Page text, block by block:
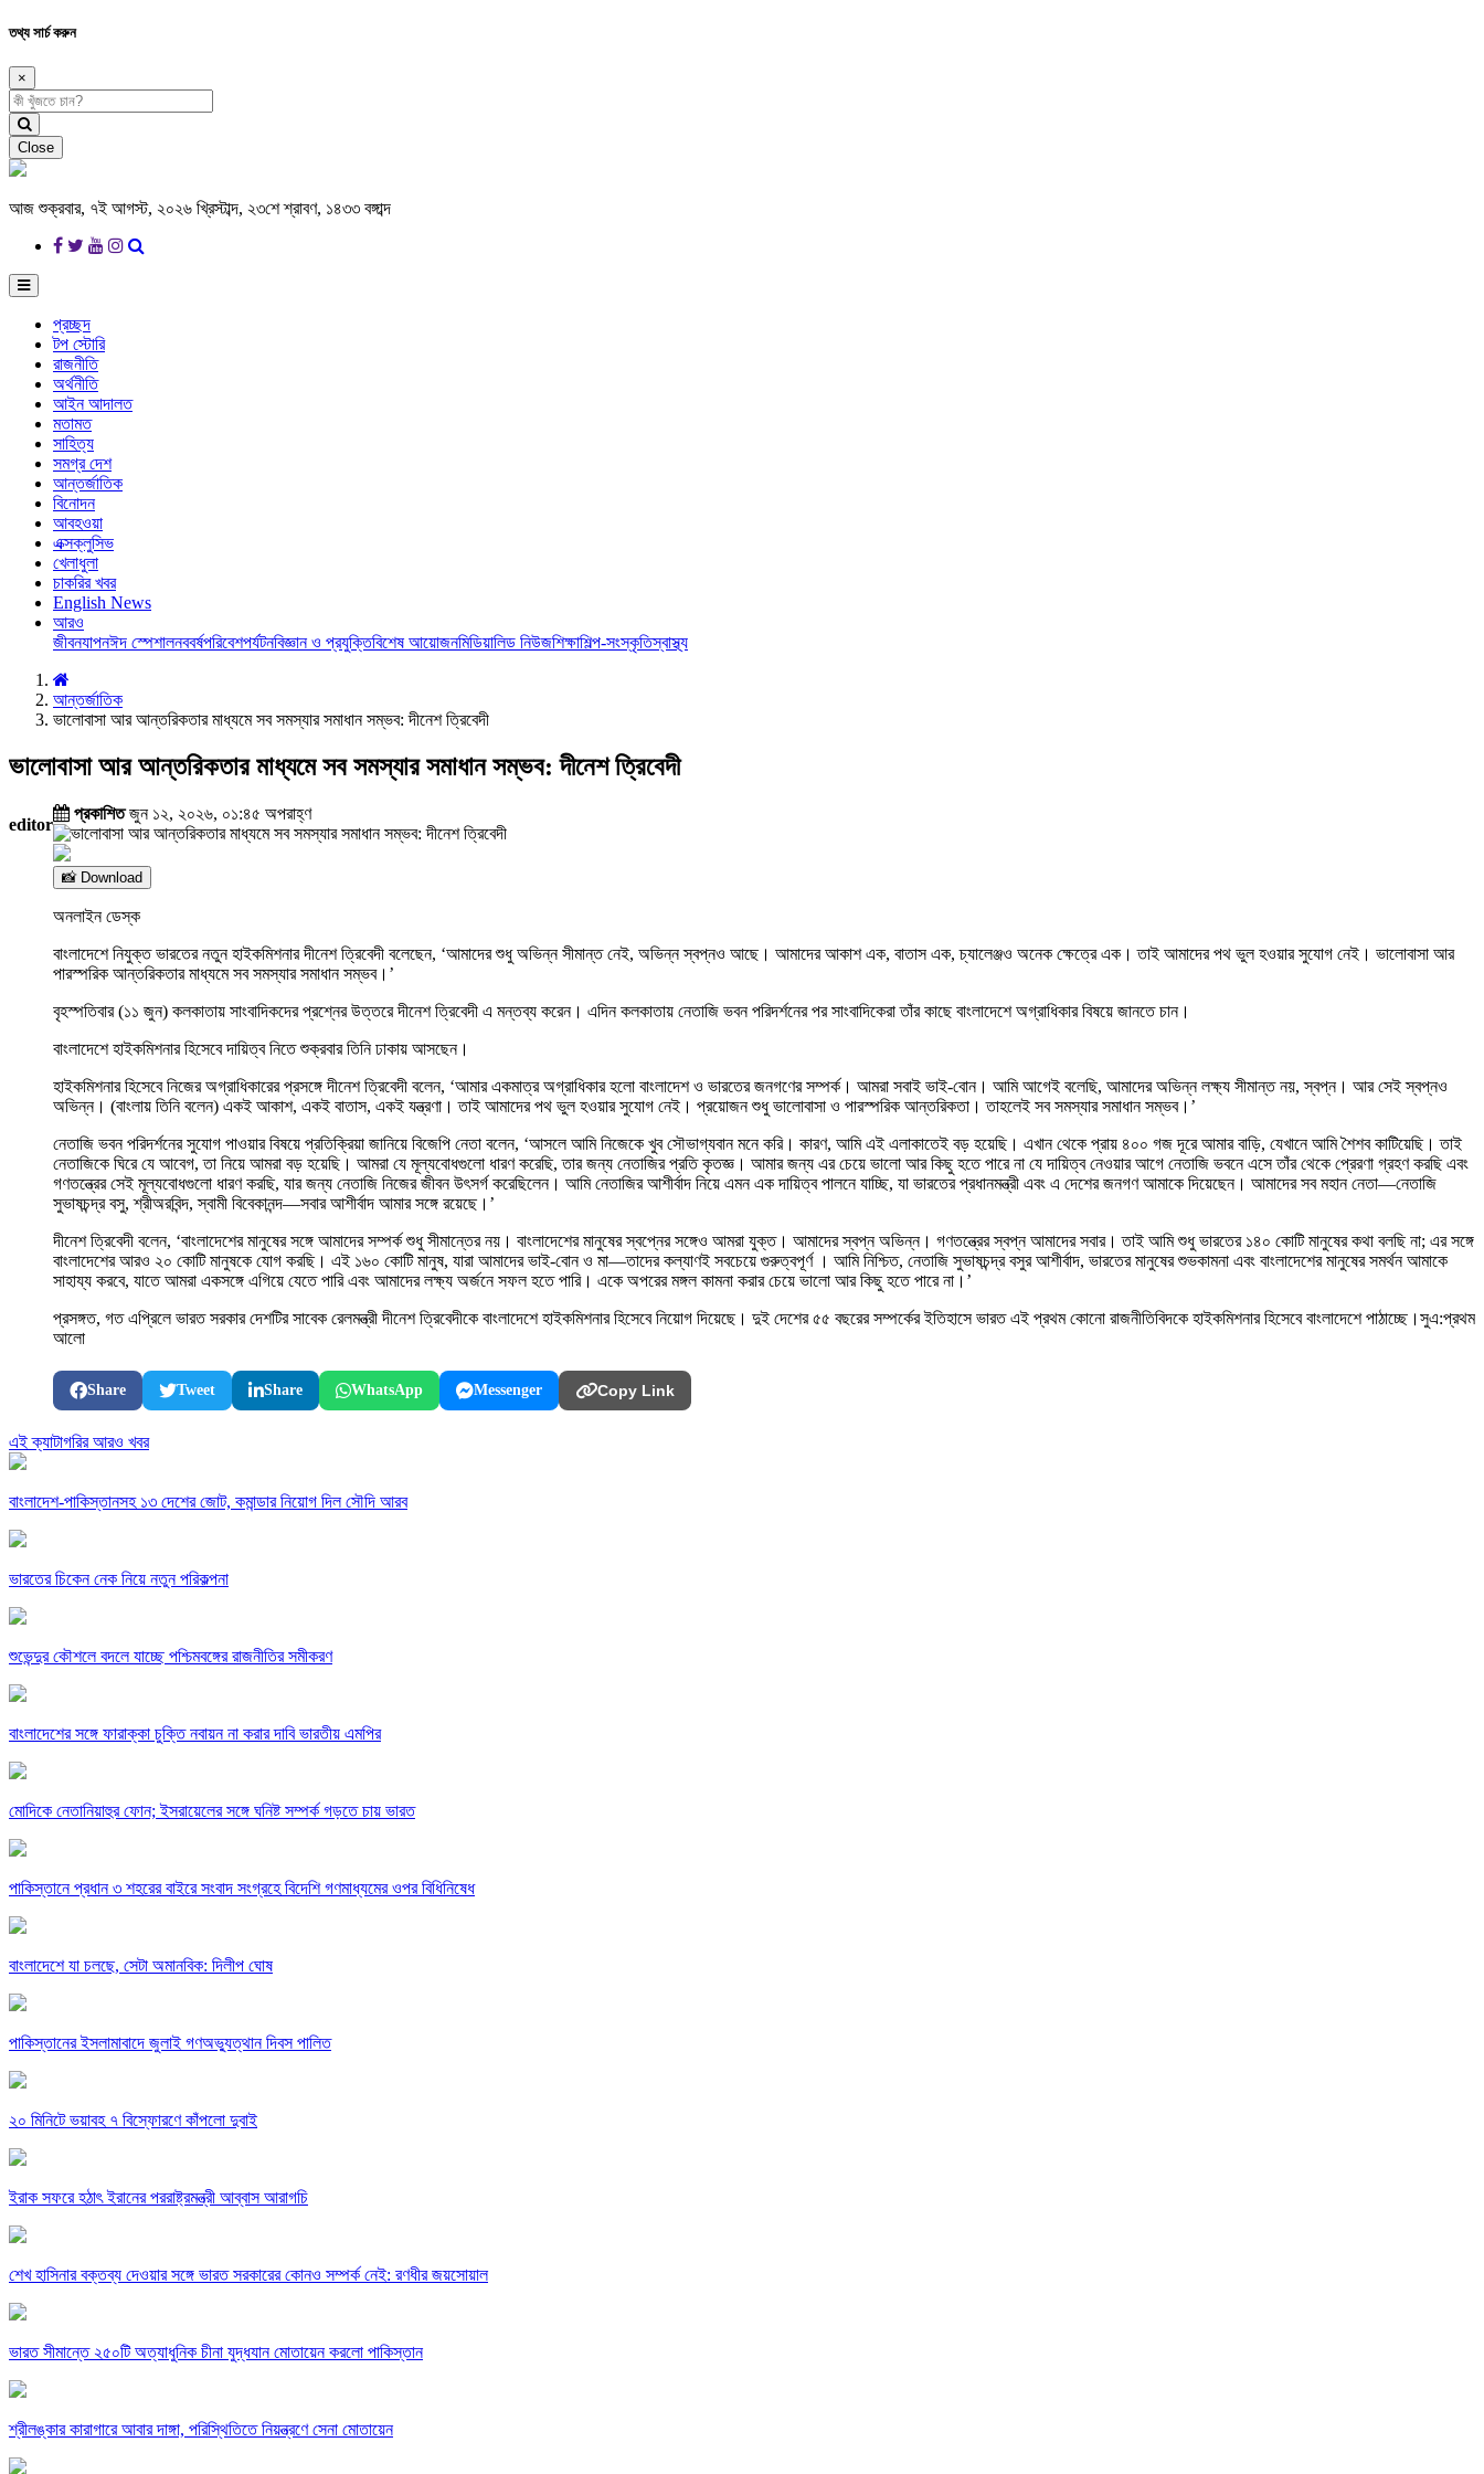
তথ্য সার্চ করুন
×
Close
আজ শুক্রবার, ৭ই আগস্ট, ২০২৬ খ্রিস্টাব্দ, ২৩শে শ্রাবণ, ১৪৩৩ বঙ্গাব্দ
প্রচ্ছদ
টপ স্টোরি
রাজনীতি
অর্থনীতি
আইন আদালত
মতামত
সাহিত্য
সমগ্র দেশ
আন্তর্জাতিক
বিনোদন
আবহওয়া
এক্সক্লুসিভ
খেলাধুলা
চাকরির খবর
English News
আরও
জীবনযাপনঈদ স্পেশালনববর্ষপরিবেশপর্যটনবিজ্ঞান ও প্রযুক্তিবিশেষ আয়োজনমিডিয়ালিড নিউজশিক্ষাশিল্প-সংস্কৃতিস্বাস্থ্য
আন্তর্জাতিক
ভালোবাসা আর আন্তরিকতার মাধ্যমে সব সমস্যার সমাধান সম্ভব: দীনেশ ত্রিবেদী
ভালোবাসা আর আন্তরিকতার মাধ্যমে সব সমস্যার সমাধান সম্ভব: দীনেশ ত্রিবেদী
editor
প্রকাশিতজুন ১২, ২০২৬, ০১:৪৫ অপরাহ্ণ
📸 Download
অনলাইন ডেস্ক
বাংলাদেশে নিযুক্ত ভারতের নতুন হাইকমিশনার দীনেশ ত্রিবেদী বলেছেন, ‘আমাদের শুধু অভিন্ন সীমান্ত নেই, অভিন্ন স্বপ্নও আছে। আমাদের আকাশ এক, বাতাস এক, চ্যালেঞ্জও অনেক ক্ষেত্রে এক। তাই আমাদের পথ ভুল হওয়ার সুযোগ নেই। ভালোবাসা আর
পারস্পরিক আন্তরিকতার মাধ্যমে সব সমস্যার সমাধান সম্ভব।’
বৃহস্পতিবার (১১ জুন) কলকাতায় সাংবাদিকদের প্রশ্নের উত্তরে দীনেশ ত্রিবেদী এ মন্তব্য করেন। এদিন কলকাতায় নেতাজি ভবন পরিদর্শনের পর সাংবাদিকেরা তাঁর কাছে বাংলাদেশে অগ্রাধিকার বিষয়ে জানতে চান।
বাংলাদেশে হাইকমিশনার হিসেবে দায়িত্ব নিতে শুক্রবার তিনি ঢাকায় আসছেন।
হাইকমিশনার হিসেবে নিজের অগ্রাধিকারের প্রসঙ্গে দীনেশ ত্রিবেদী বলেন, ‘আমার একমাত্র অগ্রাধিকার হলো বাংলাদেশ ও ভারতের জনগণের সম্পর্ক। আমরা সবাই ভাই-বোন। আমি আগেই বলেছি, আমাদের অভিন্ন লক্ষ্য সীমান্ত নয়, স্বপ্ন। আর সেই স্বপ্নও
অভিন্ন। (বাংলায় তিনি বলেন) একই আকাশ, একই বাতাস, একই যন্ত্রণা। তাই আমাদের পথ ভুল হওয়ার সুযোগ নেই। প্রয়োজন শুধু ভালোবাসা ও পারস্পরিক আন্তরিকতা। তাহলেই সব সমস্যার সমাধান সম্ভব।’
নেতাজি ভবন পরিদর্শনের সুযোগ পাওয়ার বিষয়ে প্রতিক্রিয়া জানিয়ে বিজেপি নেতা বলেন, ‘আসলে আমি নিজেকে খুব সৌভাগ্যবান মনে করি। কারণ, আমি এই এলাকাতেই বড় হয়েছি। এখান থেকে প্রায় ৪০০ গজ দূরে আমার বাড়ি, যেখানে আমি শৈশব কাটিয়েছি। তাই
নেতাজিকে ঘিরে যে আবেগ, তা নিয়ে আমরা বড় হয়েছি। আমরা যে মূল্যবোধগুলো ধারণ করেছি, তার জন্য নেতাজির প্রতি কৃতজ্ঞ। আমার জন্য এর চেয়ে ভালো আর কিছু হতে পারে না যে দায়িত্ব নেওয়ার আগে নেতাজি ভবনে এসে তাঁর থেকে প্রেরণা গ্রহণ করছি এবং
গণতন্ত্রের সেই মূল্যবোধগুলো ধারণ করছি, যার জন্য নেতাজি নিজের জীবন উৎসর্গ করেছিলেন। আমি নেতাজির আশীর্বাদ নিয়ে এমন এক দায়িত্ব পালনে যাচ্ছি, যা ভারতের প্রধানমন্ত্রী এবং এ দেশের জনগণ আমাকে দিয়েছেন। আমাদের সব মহান নেতা—নেতাজি
সুভাষচন্দ্র বসু, শ্রীঅরবিন্দ, স্বামী বিবেকানন্দ—সবার আশীর্বাদ আমার সঙ্গে রয়েছে।’
দীনেশ ত্রিবেদী বলেন, ‘বাংলাদেশের মানুষের সঙ্গে আমাদের সম্পর্ক শুধু সীমান্তের নয়। বাংলাদেশের মানুষের স্বপ্নের সঙ্গেও আমরা যুক্ত। আমাদের স্বপ্ন অভিন্ন। গণতন্ত্রের স্বপ্ন আমাদের সবার। তাই আমি শুধু ভারতের ১৪০ কোটি মানুষের কথা বলছি না; এর সঙ্গে
বাংলাদেশের আরও ২০ কোটি মানুষকে যোগ করছি। এই ১৬০ কোটি মানুষ, যারা আমাদের ভাই-বোন ও মা—তাদের কল্যাণই সবচেয়ে গুরুত্বপূর্ণ । আমি নিশ্চিত, নেতাজি সুভাষচন্দ্র বসুর আশীর্বাদ, ভারতের মানুষের শুভকামনা এবং বাংলাদেশের মানুষের সমর্থন আমাকে
সাহায্য করবে, যাতে আমরা একসঙ্গে এগিয়ে যেতে পারি এবং আমাদের লক্ষ্য অর্জনে সফল হতে পারি। একে অপরের মঙ্গল কামনা করার চেয়ে ভালো আর কিছু হতে পারে না।’
প্রসঙ্গত, গত এপ্রিলে ভারত সরকার দেশটির সাবেক রেলমন্ত্রী দীনেশ ত্রিবেদীকে বাংলাদেশে হাইকমিশনার হিসেবে নিয়োগ দিয়েছে। দুই দেশের ৫৫ বছরের সম্পর্কের ইতিহাসে ভারত এই প্রথম কোনো রাজনীতিবিদকে হাইকমিশনার হিসেবে বাংলাদেশে পাঠাচ্ছে।সুএ:প্রথম
আলো
Share Tweet Share WhatsApp Messenger Copy Link
এই ক্যাটাগরির আরও খবর
বাংলাদেশ-পাকিস্তানসহ ১৩ দেশের জোট, কমান্ডার নিয়োগ দিল সৌদি আরব
ভারতের চিকেন নেক নিয়ে নতুন পরিকল্পনা
শুভেন্দুর কৌশলে বদলে যাচ্ছে পশ্চিমবঙ্গের রাজনীতির সমীকরণ
বাংলাদেশের সঙ্গে ফারাক্কা চুক্তি নবায়ন না করার দাবি ভারতীয় এমপির
মোদিকে নেতানিয়াহুর ফোন; ইসরায়েলের সঙ্গে ঘনিষ্ট সম্পর্ক গড়তে চায় ভারত
পাকিস্তানে প্রধান ৩ শহরের বাইরে সংবাদ সংগ্রহে বিদেশি গণমাধ্যমের ওপর বিধিনিষেধ
বাংলাদেশে যা চলছে, সেটা অমানবিক: দিলীপ ঘোষ
পাকিস্তানের ইসলামাবাদে জুলাই গণঅভ্যুত্থান দিবস পালিত
২০ মিনিটে ভয়াবহ ৭ বিস্ফোরণে কাঁপলো দুবাই
ইরাক সফরে হঠাৎ ইরানের পররাষ্ট্রমন্ত্রী আব্বাস আরাগচি
শেখ হাসিনার বক্তব্য দেওয়ার সঙ্গে ভারত সরকারের কোনও সম্পর্ক নেই: রণধীর জয়সোয়াল
ভারত সীমান্তে ২৫০টি অত্যাধুনিক চীনা যুদ্ধযান মোতায়েন করলো পাকিস্তান
শ্রীলঙ্কার কারাগারে আবার দাঙ্গা, পরিস্থিতিতে নিয়ন্ত্রণে সেনা মোতায়েন